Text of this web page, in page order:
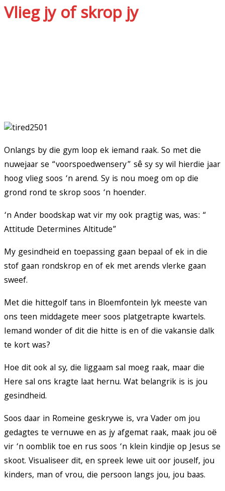
Vlieg jy of skrop jy
Onlangs by die gym loop ek iemand raak. So met die
nuwejaar se “voorspoedwensery” sê sy sy wil hierdie jaar
hoog vlieg soos ‘n arend. Sy is nou moeg om op die
grond rond te skrop soos ‘n hoender.
‘n Ander boodskap wat vir my ook pragtig was, was: “
Attitude Determines Altitude”
My gesindheid en toepassing gaan bepaal of ek in die
stof gaan rondskrop en of ek met arends vlerke gaan
sweef.
Met die hittegolf tans in Bloemfontein lyk meeste van
ons teen middagete meer soos platgetrapte kwartels.
Iemand wonder of dit die hitte is en of die vakansie dalk
te kort was?
Hoe dit ook al sy, die liggaam sal moeg raak, maar die
Here sal ons kragte laat hernu. Wat belangrik is is jou
gesindheid.
Soos daar in Romeine geskrywe is, vra Vader om jou
gedagtes te vernuwe en as jy afgemat raak, maak jou oë
vir ‘n oomblik toe en rus soos ‘n klein kindjie op Jesus se
skoot. Visualiseer dit, en spreek lewe uit oor jouself, jou
kinders, man of vrou, die persoon langs jou, jou baas.